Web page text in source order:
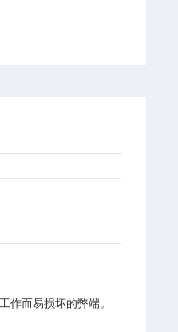
作而易损坏的弊端。